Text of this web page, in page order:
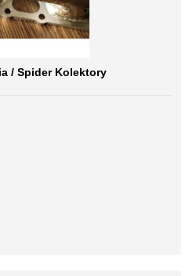
/ Spider Kolektory